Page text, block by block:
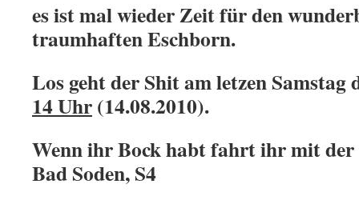
es ist mal wieder Zeit für den
traumhaften Eschborn.
Los geht der Shit am letzen Samstag
14 Uhr(14.08.2010).
Wenn ihr Bock habt fahrt ihr mit der
Bad Soden, S4